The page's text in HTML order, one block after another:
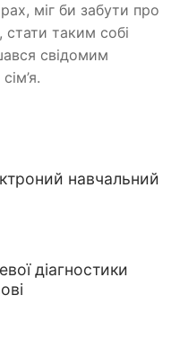
міг би забути про
стати таким собі
свідомим
навчальний
діагностики